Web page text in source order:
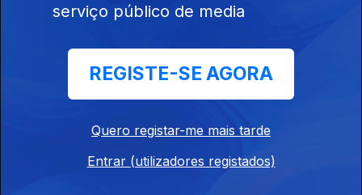
Defesa deve ser
revisto?
Apoios ao
serviço público de media
REGISTE-SE AGORA
Quero registar-me mais tarde
Entrar (utilizadores registados)